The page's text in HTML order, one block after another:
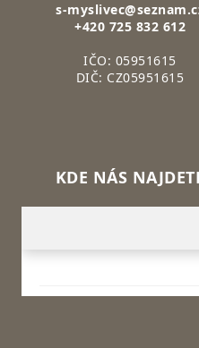
s-
+420 725 832 612
IČO: 05951615
DIČ: CZ05951615
KDE NÁS